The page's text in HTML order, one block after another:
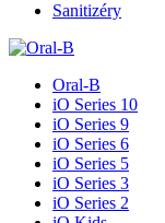
Sanitizéry
Oral-B
iO Series 10
iO Series 9
iO Series 6
iO Series 5
iO Series 3
iO Series 2